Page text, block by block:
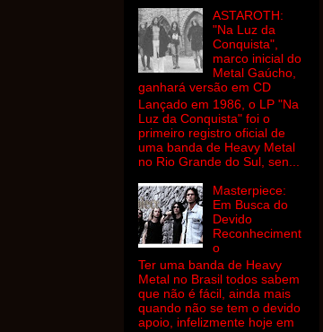
ASTAROTH:
"Na Luz da
Conquista",
marco inicial do
Metal Gaúcho,
ganhará versão em CD
Lançado em 1986, o LP "Na
Luz da Conquista" foi o
primeiro registro oficial de
uma banda de Heavy Metal
no Rio Grande do Sul, sen...
Masterpiece:
Em Busca do
Devido
Reconheciment
o
Ter uma banda de Heavy
Metal no Brasil todos sabem
que não é fácil, ainda mais
quando não se tem o devido
apoio, infelizmente hoje em